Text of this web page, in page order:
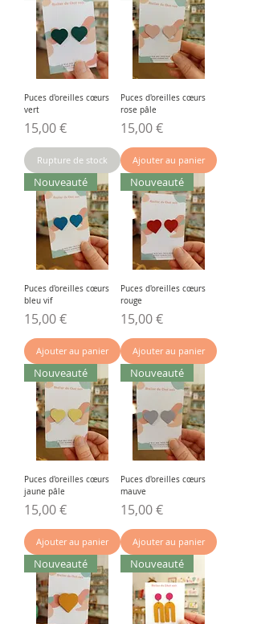
Puces d'oreilles cœurs
vert
Prix
15,00 €
Rupture de stock
Puces d'oreilles cœurs
rose pâle
Prix
15,00 €
Ajouter au panier
Nouveauté
Puces d'oreilles cœurs
bleu vif
Prix
15,00 €
Ajouter au panier
Nouveauté
Puces d'oreilles cœurs
rouge
Prix
15,00 €
Ajouter au panier
Nouveauté
Puces d'oreilles cœurs
jaune pâle
Prix
15,00 €
Ajouter au panier
Nouveauté
Puces d'oreilles cœurs
mauve
Prix
15,00 €
Ajouter au panier
Nouveauté Nouveauté